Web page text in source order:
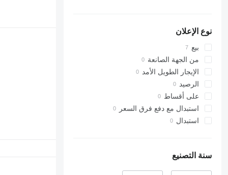
نوع الإعلان
بيع
من الجهة الصانعة
الإيجار الطويل الأمد
الرصيد
على أقساط
استبدال مع دفع فرق السعر
استبدال
سنة التصنيع